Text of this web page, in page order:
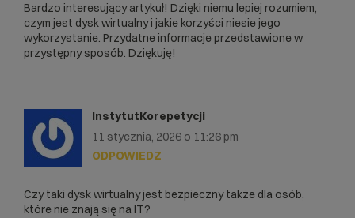
Bardzo interesujący artykuł! Dzięki niemu lepiej rozumiem,
czym jest dysk wirtualny i jakie korzyści niesie jego
wykorzystanie. Przydatne informacje przedstawione w
przystępny sposób. Dziękuję!
InstytutKorepetycji
11 stycznia, 2026 o 11:26 pm
Czy taki dysk wirtualny jest bezpieczny także dla osób,
które nie znają się na IT?
ODPOWIEDZ